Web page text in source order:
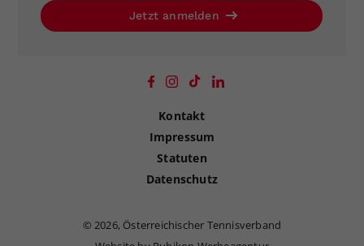
Jetzt anmelden
Kontakt
Impressum
Statuten
Datenschutz
©2026, Österreichischer Tennisverband